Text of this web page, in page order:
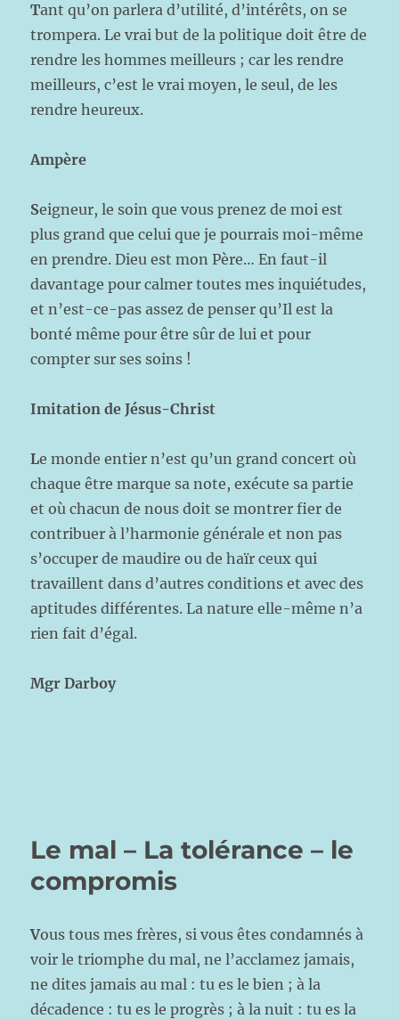
Tant qu’on parlera d’utilité, d’intérêts, on se
trompera. Le vrai but de la politique doit être de
rendre les hommes meilleurs ; car les rendre
meilleurs, c’est le vrai moyen, le seul, de les
rendre heureux.
Ampère
Seigneur, le soin que vous prenez de moi est
plus grand que celui que je pourrais moi-même
en prendre. Dieu est mon Père… En faut-il
davantage pour calmer toutes mes inquiétudes,
et n’est-ce-pas assez de penser qu’Il est la
bonté même pour être sûr de lui et pour
compter sur ses soins !
Imitation de Jésus-Christ
Le monde entier n’est qu’un grand concert où
chaque être marque sa note, exécute sa partie
et où chacun de nous doit se montrer fier de
contribuer à l’harmonie générale et non pas
s’occuper de maudire ou de haïr ceux qui
travaillent dans d’autres conditions et avec des
aptitudes différentes. La nature elle-même n’a
rien fait d’égal.
Mgr Darboy
Le mal – La tolérance – le
compromis
Vous tous mes frères, si vous êtes condamnés à
voir le triomphe du mal, ne l’acclamez jamais,
ne dites jamais au mal : tu es le bien ; à la
décadence : tu es le progrès ; à la nuit : tu es la